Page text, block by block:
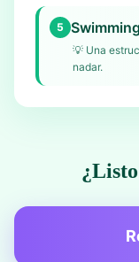
5 Swimming
💡 Una
nadar.